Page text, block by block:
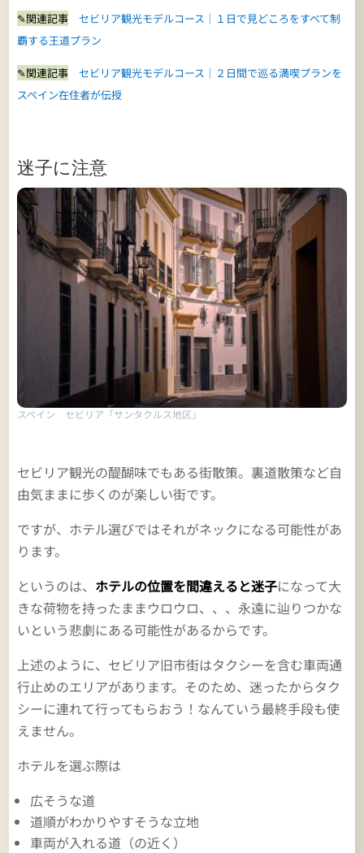
✎関連記事
セビリア観光モデルコース│１日で見どころをすべて制
覇する王道プラン
✎関連記事
セビリア観光モデルコース│２日間で巡る満喫プランを
スペイン在住者が伝授
迷子に注意
スペイン セビリア「サンタクルス地区」
セビリア観光の醍醐味でもある街散策。裏道散策など自
由気ままに歩くのが楽しい街です。
ですが、ホテル選びではそれがネックになる可能性があ
ります。
というのは、 ホテルの位置を間違えると迷子になって大
きな荷物を持ったままウロウロ、、、永遠に辿りつかな
いという悲劇にある可能性があるからです。
上述のように、セビリア旧市街はタクシーを含む車両通
行止めのエリアがあります。そのため、迷ったからタク
シーに連れて行ってもらおう！なんていう最終手段も使
えません。
ホテルを選ぶ際は
広そうな道
道順がわかりやすそうな立地
車両が入れる道（の近く）